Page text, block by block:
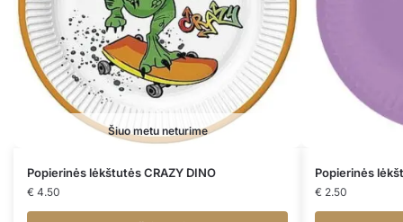
Šiuo metu neturime
Popierinės lėkštutės CRAZY DINO
€ 4.50
Popierinės
€ 2.50